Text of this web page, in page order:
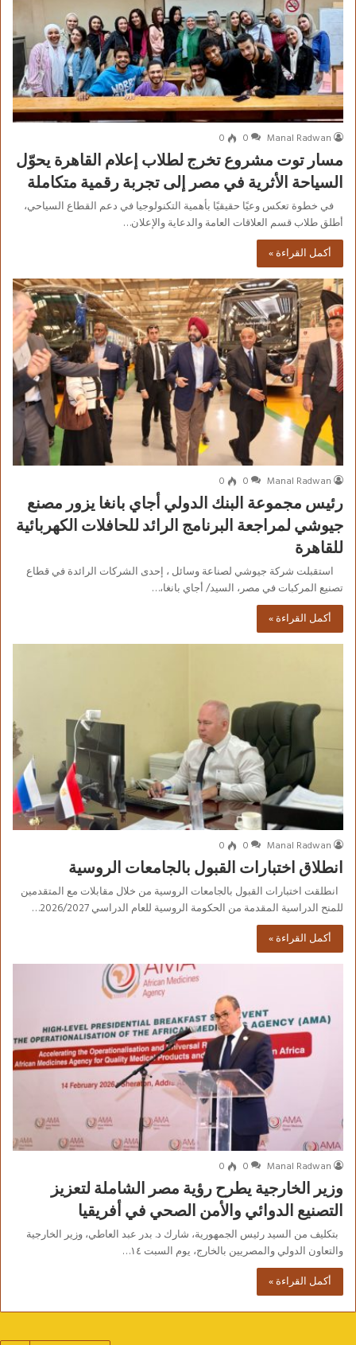
Manal Radwan
0
0
مسار توت مشروع تخرج لطلاب إعلام القاهرة يحوّل
السياحة الأثرية في مصر إلى تجربة رقمية متكاملة
في خطوة تعكس وعيًا حقيقيًا بأهمية التكنولوجيا في دعم القطاع السياحي،
أطلق طلاب قسم العلاقات العامة والدعاية والإعلان…
أكمل القراءة »
Manal Radwan
0
0
رئيس مجموعة البنك الدولي أجاي بانغا يزور مصنع
جيوشي لمراجعة البرنامج الرائد للحافلات الكهربائية
للقاهرة
استقبلت شركة جيوشي لصناعة وسائل ، إحدى الشركات الرائدة في قطاع
تصنيع المركبات في مصر، السيد/ أجاي بانغا،…
أكمل القراءة »
Manal Radwan
0
0
انطلاق اختبارات القبول بالجامعات الروسية
انطلقت اختبارات القبول بالجامعات الروسية من خلال مقابلات مع المتقدمين
للمنح الدراسية المقدمة من الحكومة الروسية للعام الدراسي 2026/2027…
أكمل القراءة »
Manal Radwan
0
0
وزير الخارجية يطرح رؤية مصر الشاملة لتعزيز
التصنيع الدوائي والأمن الصحي في أفريقيا
بتكليف من السيد رئيس الجمهورية، شارك د. بدر عبد العاطي، وزير الخارجية
والتعاون الدولي والمصريين بالخارج، يوم السبت ١٤…
أكمل القراءة »